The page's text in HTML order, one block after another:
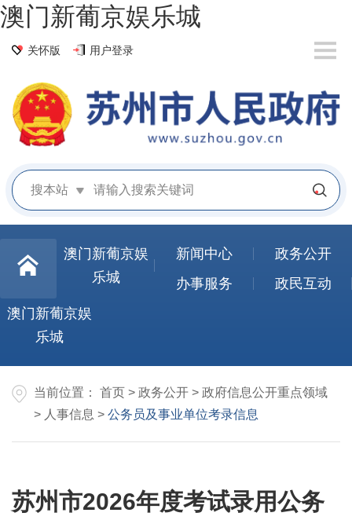
澳门新葡京娱乐城
关怀版 用户登录
搜本站
澳门新葡京娱
乐城
新闻中心
政务公开
办事服务
政民互动
澳门新葡京娱
乐城
当前位置： 首页 > 政务公开 > 政府信息公开重点领域
> 人事信息 > 公务员及事业单位考录信息
苏州市2026年度考试录用公务